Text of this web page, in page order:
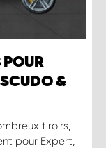
POUR
&
tiroirs,
pour Expert,